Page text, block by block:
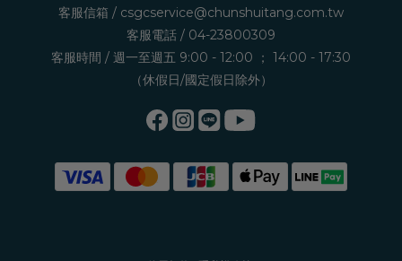
客服信箱 / csgcservice@chunshuitang.com.tw
客服電話 / 04-23800309
客服時間 / 週一至週五 9:00 - 12:00 ； 14:00 - 17:30
（休假日/國定假日除外）